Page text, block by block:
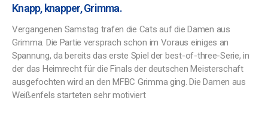
Knapp, knapper, Grimma.
Vergangenen Samstag trafen die Cats auf die Damen aus
Grimma. Die Partie versprach schon im Voraus einiges an
Spannung, da bereits das erste Spiel der best-of-three-Serie, in
der das Heimrecht für die Finals der deutschen Meisterschaft
ausgefochten wird an den MFBC Grimma ging. Die Damen aus
Weißenfels starteten sehr motiviert